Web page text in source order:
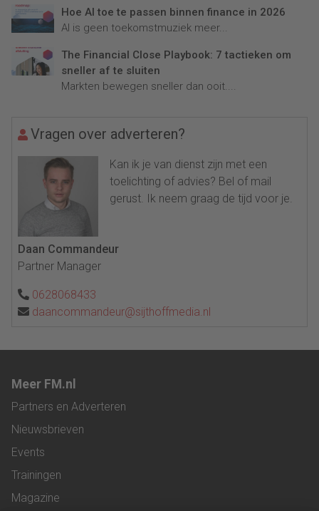
Hoe AI toe te passen binnen finance in 2026
AI is geen toekomstmuziek meer...
The Financial Close Playbook: 7 tactieken om
sneller af te sluiten
Markten bewegen sneller dan ooit....
Vragen over adverteren?
Kan ik je van dienst zijn met een
toelichting of advies? Bel of mail
gerust. Ik neem graag de tijd voor je.
Daan Commandeur
Partner Manager
0628068433
daancommandeur@sijthoffmedia.nl
Meer FM.nl
Partners en Adverteren
Nieuwsbrieven
Events
Trainingen
Magazine